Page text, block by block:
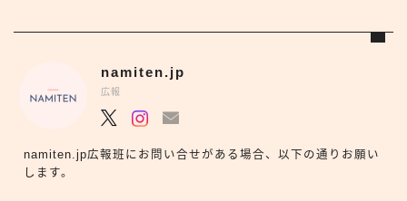
namiten.jp
広報
namiten.jp広報班にお問い合せがある場合、以下の通りお願い
します。